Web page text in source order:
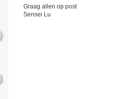
Graag allen op post
Sensei Lu